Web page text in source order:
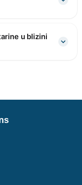
u blizini